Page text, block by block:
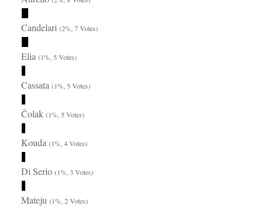
Candelari(2%, 7 Votes)
Elia(1%, 5 Votes)
Cassata(1%, 5 Votes)
Čolak(1%, 5 Votes)
Kouda(1%, 4 Votes)
Di Serio(1%, 3 Votes)
Mateju(1%, 2 Votes)